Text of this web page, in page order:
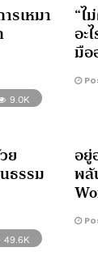
รเหมา “ไ
อะ
มือ
9.0K
ย
ธรรม
อยู่
พลั
49.6K